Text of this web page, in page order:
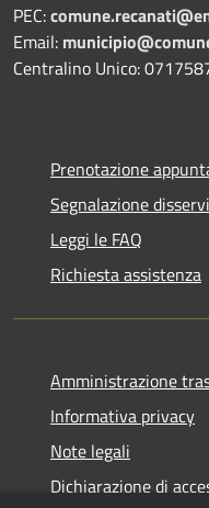
PEC:
Email:
Centralino Unico:
Prenotazione
Segnalazione
Leggi le FAQ
Richiesta assistenza
Amministrazione
Informativa privacy
Note legali
Dichiarazione di